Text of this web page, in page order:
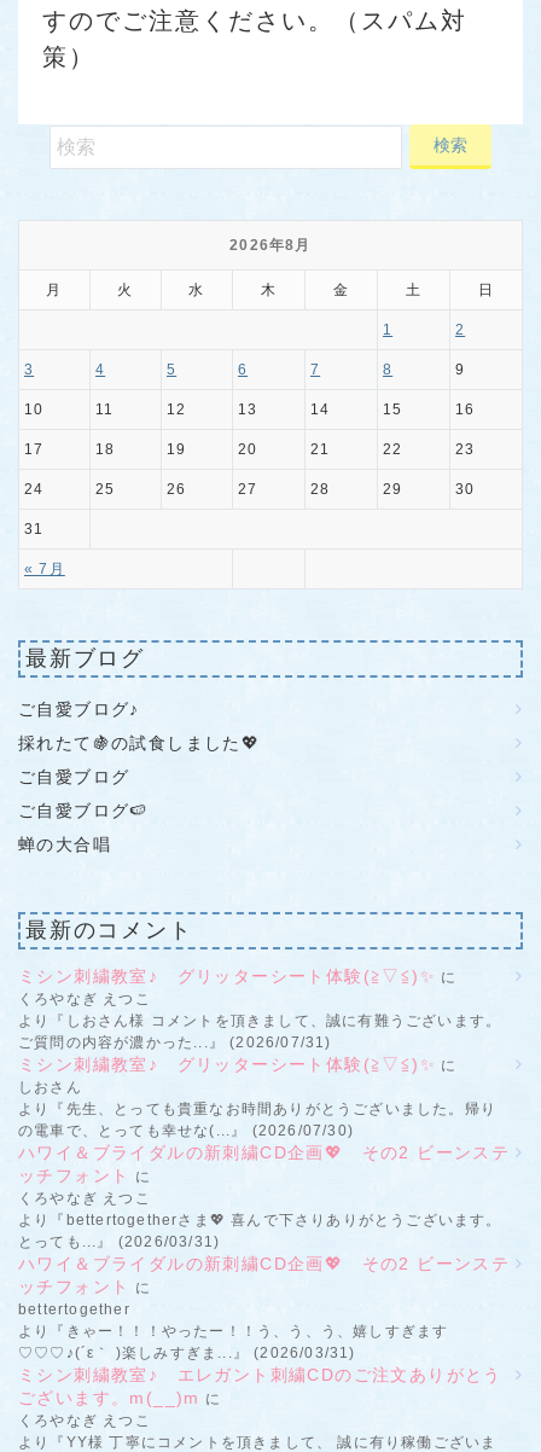
すのでご注意ください。（スパム対
策）
2026年8月
月 火 水 木 金 土 日
« 7月
1 2
3 4 5 6 7 8 9
10 11 12 13 14 15 16
17 18 19 20 21 22 23
24 25 26 27 28 29 30
31
最新ブログ
ご自愛ブログ♪
採れたて🍇の試食しました💖
ご自愛ブログ
ご自愛ブログ🍉
蝉の大合唱
最新のコメント
ミシン刺繍教室♪ グリッターシート体験(≧▽≦)✨ に
くろやなぎ えつこ
より『しおさん様 コメントを頂きまして、誠に有難うございます。
ご質問の内容が濃かった...』 (2026/07/31)
ミシン刺繍教室♪ グリッターシート体験(≧▽≦)✨ に
しおさん
より『先生、とっても貴重なお時間ありがとうございました。帰り
の電車で、とっても幸せな(...』 (2026/07/30)
ハワイ＆ブライダルの新刺繍CD企画💖 その2 ビーンステ
ッチフォント
に
くろやなぎ えつこ
より『bettertogetherさま💖 喜んで下さりありがとうございます。
とっても...』 (2026/03/31)
ハワイ＆ブライダルの新刺繍CD企画💖 その2 ビーンステ
ッチフォント
に
bettertogether
より『きゃー！！！やったー！！う、う、う、嬉しすぎます
♡♡♡♪(´ε｀ )楽しみすぎま...』 (2026/03/31)
ミシン刺繍教室♪ エレガント刺繍CDのご注文ありがとう
ございます。m(__)m に
くろやなぎ えつこ
より『YY様 丁寧にコメントを頂きまして、 誠に有り稼働ございま